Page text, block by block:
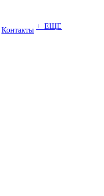
Контакты + ЕЩЕ